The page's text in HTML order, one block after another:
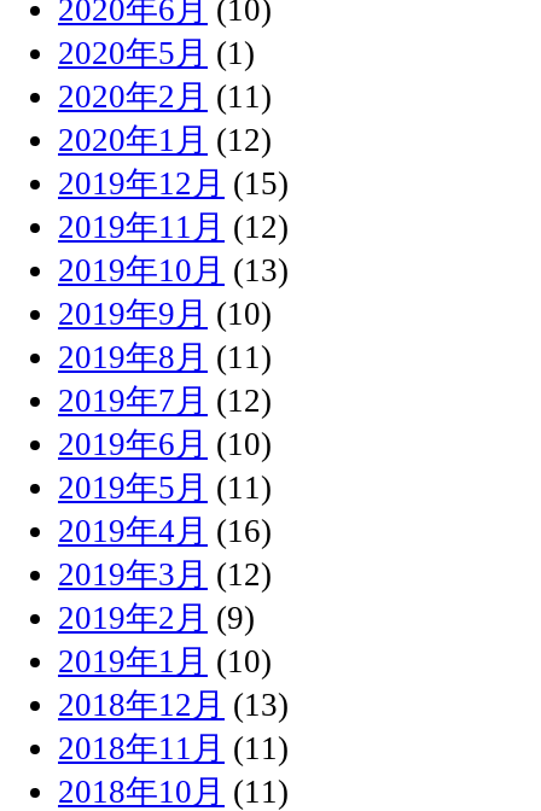
2020年6月 (10)
2020年5月 (1)
2020年2月 (11)
2020年1月 (12)
2019年12月 (15)
2019年11月 (12)
2019年10月 (13)
2019年9月 (10)
2019年8月 (11)
2019年7月 (12)
2019年6月 (10)
2019年5月 (11)
2019年4月 (16)
2019年3月 (12)
2019年2月 (9)
2019年1月 (10)
2018年12月 (13)
2018年11月 (11)
2018年10月 (11)